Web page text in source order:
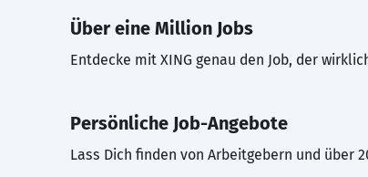
Über eine Million Jobs
Entdecke mit XING genau den Job, der
Persönliche Job-Angebote
Lass Dich finden von Arbeitgebern und über